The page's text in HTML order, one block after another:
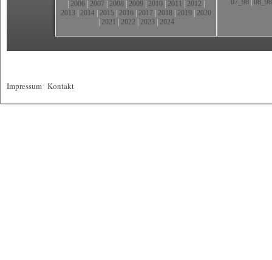
2006 2007 2008 2009 2010 2011 2012
2013 2014 2015 2016 2017 2018 2019 2020
2021 2022 2023| 2024
07_98 08_98
Impressum Kontakt